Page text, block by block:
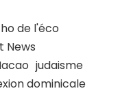
de l'éco
News
judaisme
dominicale